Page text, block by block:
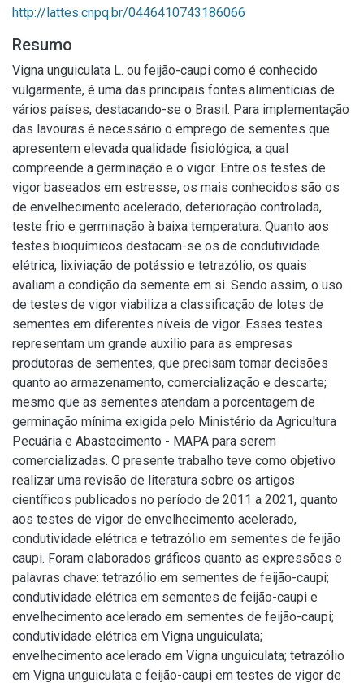
http://lattes.cnpq.br/0446410743186066
Resumo
Vigna unguiculata L. ou feijão-caupi como é conhecido
vulgarmente, é uma das principais fontes alimentícias de
vários países, destacando-se o Brasil. Para implementação
das lavouras é necessário o emprego de sementes que
apresentem elevada qualidade fisiológica, a qual
compreende a germinação e o vigor. Entre os testes de
vigor baseados em estresse, os mais conhecidos são os
de envelhecimento acelerado, deterioração controlada,
teste frio e germinação à baixa temperatura. Quanto aos
testes bioquímicos destacam-se os de condutividade
elétrica, lixiviação de potássio e tetrazólio, os quais
avaliam a condição da semente em si. Sendo assim, o uso
de testes de vigor viabiliza a classificação de lotes de
sementes em diferentes níveis de vigor. Esses testes
representam um grande auxilio para as empresas
produtoras de sementes, que precisam tomar decisões
quanto ao armazenamento, comercialização e descarte;
mesmo que as sementes atendam a porcentagem de
germinação mínima exigida pelo Ministério da Agricultura
Pecuária e Abastecimento - MAPA para serem
comercializadas. O presente trabalho teve como objetivo
realizar uma revisão de literatura sobre os artigos
científicos publicados no período de 2011 a 2021, quanto
aos testes de vigor de envelhecimento acelerado,
condutividade elétrica e tetrazólio em sementes de feijão
caupi. Foram elaborados gráficos quanto as expressões e
palavras chave: tetrazólio em sementes de feijão-caupi;
condutividade elétrica em sementes de feijão-caupi e
envelhecimento acelerado em sementes de feijão-caupi;
condutividade elétrica em Vigna unguiculata;
envelhecimento acelerado em Vigna unguiculata; tetrazólio
em Vigna unguiculata e feijão-caupi em testes de vigor de